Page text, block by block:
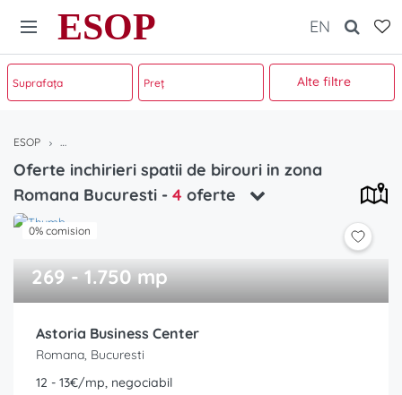
ESOP EN
Alte filtre
ESOP Oferte inchirieri spatii de birouri in zona Romana Bucuresti
Oferte inchirieri spatii de birouri in zona
Romana Bucuresti - 4 oferte
0% comision
269 - 1.750 mp
Astoria Business Center
Romana, Bucuresti
12 - 13€/mp, negociabil